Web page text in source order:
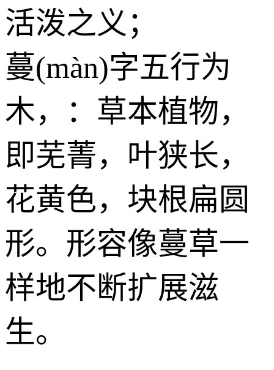
活泼之义；
蔓(màn)字五行为
木，：草本植物，
即芜菁，叶狭长，
花黄色，块根扁圆
形。形容像蔓草一
样地不断扩展滋
生。